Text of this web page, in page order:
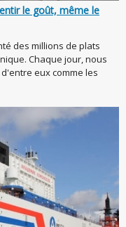
le goût, même le
des millions de plats
Chaque jour, nous
eux comme les